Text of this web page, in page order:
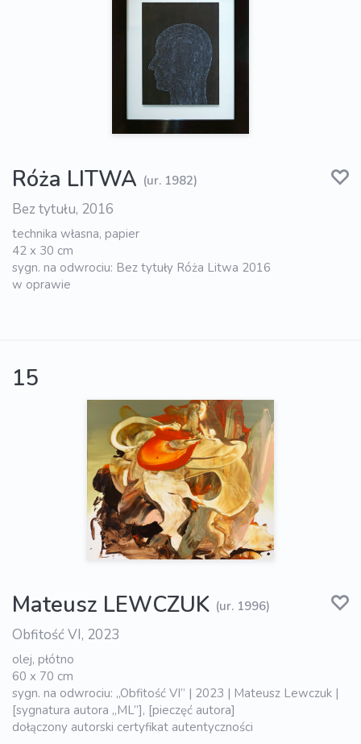
Róża LITWA (ur. 1982)
Bez tytułu, 2016
technika własna, papier
42 x 30 cm
sygn. na odwrociu: Bez tytuły Róża Litwa 2016
w oprawie
15
Mateusz LEWCZUK (ur. 1996)
Obfitość VI, 2023
olej, płótno
60 x 70 cm
sygn. na odwrociu: „Obfitość VI” | 2023 | Mateusz Lewczuk |
[sygnatura autora „ML”], [pieczęć autora]
dołączony autorski certyfikat autentyczności